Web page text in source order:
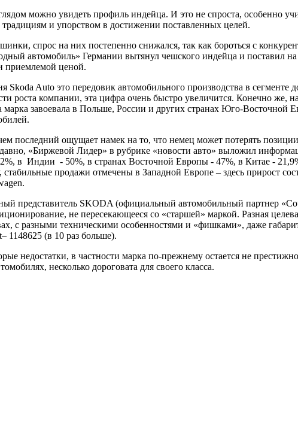
можно увидеть профиль индейца. И это не спроста, особенно
и упорством в достижении поставленных целей.
спрос на них постепенно снижался, так как бороться с
автомобиль» Германии вытянул чешского индейца и поставил
приемлемой ценой.
Auto это передовик автомобильного производства в сегменте
роста компании, эта цифра очень быстро увеличится. Конечно
марка завоевала в Польше, России и других странах Юго-Восточной
последний ощущает намек на то, что немец может потерять
«Биржевой Лидер» в рубрике «новости авто» выложил
в Индии - 50%, в странах Восточной Европы - 47%, в Китае -
продажи отмечены в Западной Европе – здесь прирост
представитель SKODA (официальный автомобильный партнер
не пересекающееся со «старшей» маркой. Разная
с разными техническими особенностями и «фишками», даже
1148625 (в 10 раз больше).
недостатки, в частности марка по-прежнему остается не
несколько дороговата для своего класса.